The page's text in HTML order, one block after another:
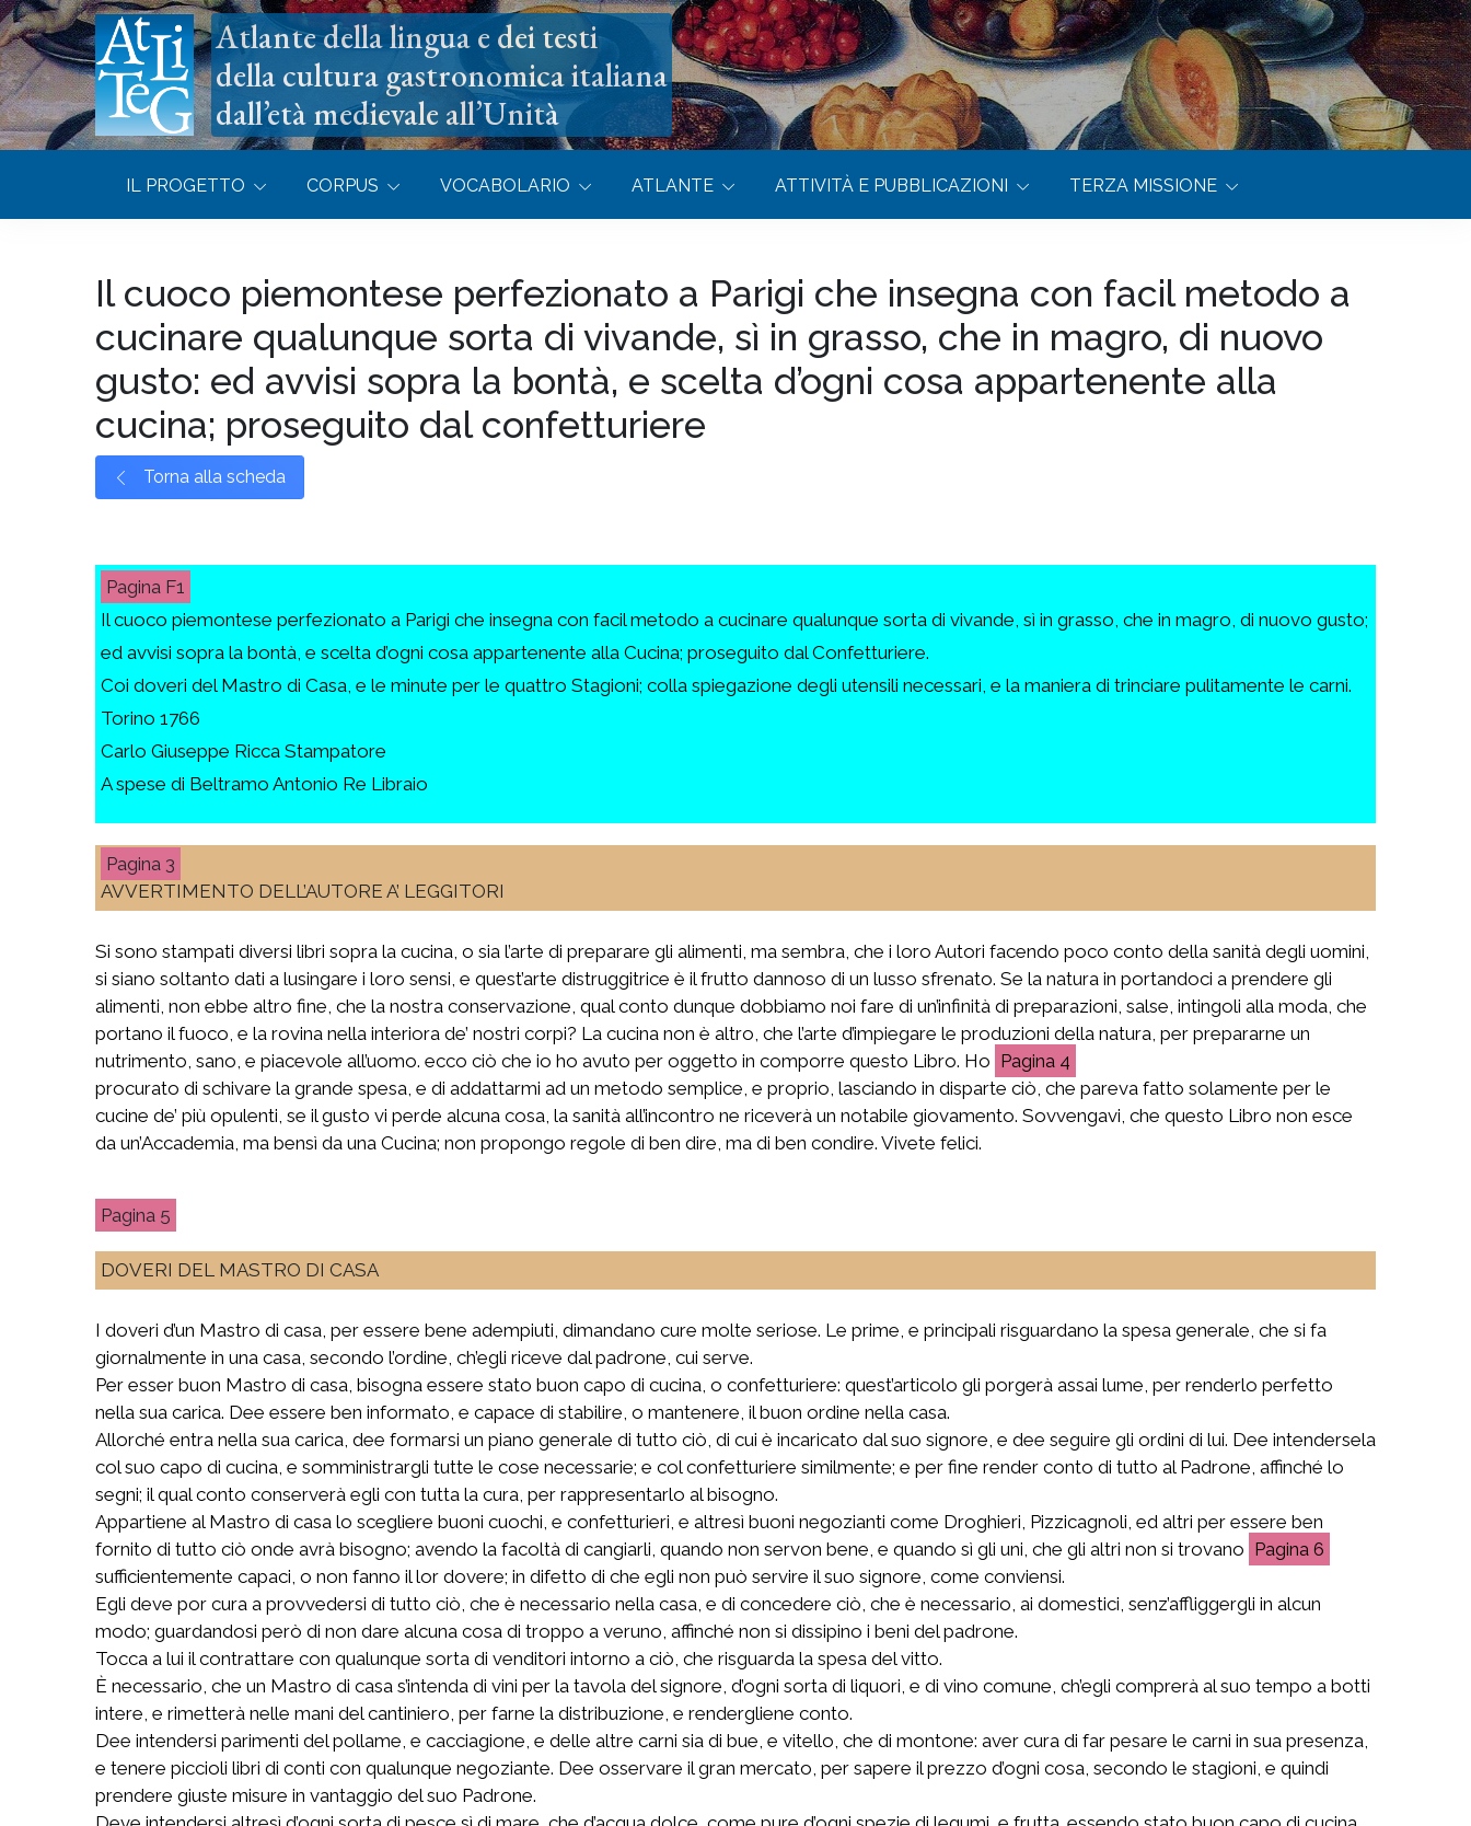
Atlante della lingua e dei testi
della cultura gastronomica italiana
dall’età medievale all’Unità
IL PROGETTO CORPUS VOCABOLARIO ATLANTE ATTIVITÀ E PUBBLICAZIONI TERZA MISSIONE
Il cuoco piemontese perfezionato a Parigi che insegna con facil metodo a
cucinare qualunque sorta di vivande, sì in grasso, che in magro, di nuovo
gusto: ed avvisi sopra la bontà, e scelta d’ogni cosa appartenente alla
cucina; proseguito dal confetturiere
Torna alla scheda
F1
Il cuoco piemontese perfezionato a Parigi che insegna con facil metodo a cucinare qualunque sorta di vivande, sì in grasso, che in magro, di nuovo gusto;
ed avvisi sopra la bontà, e scelta d’ogni cosa appartenente alla Cucina; proseguito dal Confetturiere.
Coi doveri del Mastro di Casa, e le minute per le quattro Stagioni; colla spiegazione degli utensili necessari, e la maniera di trinciare pulitamente le carni.
Torino 1766
Carlo Giuseppe Ricca Stampatore
A spese di Beltramo Antonio Re Libraio
3
AVVERTIMENTO DELL’AUTORE A’ LEGGITORI
Si sono stampati diversi libri sopra la cucina, o sia l’arte di preparare gli alimenti, ma sembra, che i loro Autori facendo poco conto della sanità degli uomini,
si siano soltanto dati a lusingare i loro sensi, e quest’arte distruggitrice è il frutto dannoso di un lusso sfrenato. Se la natura in portandoci a prendere gli
alimenti, non ebbe altro fine, che la nostra conservazione, qual conto dunque dobbiamo noi fare di un’infinità di preparazioni, salse, intingoli alla moda, che
portano il fuoco, e la rovina nella interiora de’ nostri corpi? La cucina non è altro, che l’arte d’impiegare le produzioni della natura, per prepararne un
nutrimento, sano, e piacevole all’uomo. ecco ciò che io ho avuto per oggetto in comporre questo Libro. Ho
4
procurato di schivare la grande spesa, e di addattarmi ad un metodo semplice, e proprio, lasciando in disparte ciò, che pareva fatto solamente per le
cucine de’ più opulenti, se il gusto vi perde alcuna cosa, la sanità all’incontro ne riceverà un notabile giovamento. Sovvengavi, che questo Libro non esce
da un’Accademia, ma bensì da una Cucina; non propongo regole di ben dire, ma di ben condire. Vivete felici.
5
DOVERI DEL MASTRO DI CASA
I doveri d’un Mastro di casa, per essere bene adempiuti, dimandano cure molte seriose. Le prime, e principali risguardano la spesa generale, che si fa
giornalmente in una casa, secondo l’ordine, ch’egli riceve dal padrone, cui serve.
Per esser buon Mastro di casa, bisogna essere stato buon capo di cucina, o confetturiere: quest’articolo gli porgerà assai lume, per renderlo perfetto
nella sua carica. Dee essere ben informato, e capace di stabilire, o mantenere, il buon ordine nella casa.
Allorché entra nella sua carica, dee formarsi un piano generale di tutto ciò, di cui è incaricato dal suo signore, e dee seguire gli ordini di lui. Dee intendersela
col suo capo di cucina, e somministrargli tutte le cose necessarie; e col confetturiere similmente; e per fine render conto di tutto al Padrone, affinché lo
segni; il qual conto conserverà egli con tutta la cura, per rappresentarlo al bisogno.
Appartiene al Mastro di casa lo scegliere buoni cuochi, e confetturieri, e altresì buoni negozianti come Droghieri, Pizzicagnoli, ed altri per essere ben
fornito di tutto ciò onde avrà bisogno; avendo la facoltà di cangiarli, quando non servon bene, e quando sì gli uni, che gli altri non si trovano
6
sufficientemente capaci, o non fanno il lor dovere; in difetto di che egli non può servire il suo signore, come conviensi.
Egli deve por cura a provvedersi di tutto ciò, che è necessario nella casa, e di concedere ciò, che è necessario, ai domestici, senz’affliggergli in alcun
modo; guardandosi però di non dare alcuna cosa di troppo a veruno, affinché non si dissipino i beni del padrone.
Tocca a lui il contrattare con qualunque sorta di venditori intorno a ciò, che risguarda la spesa del vitto.
È necessario, che un Mastro di casa s’intenda di vini per la tavola del signore, d’ogni sorta di liquori, e di vino comune, ch’egli comprerà al suo tempo a botti
intere, e rimetterà nelle mani del cantiniero, per farne la distribuzione, e rendergliene conto.
Dee intendersi parimenti del pollame, e cacciagione, e delle altre carni sia di bue, e vitello, che di montone: aver cura di far pesare le carni in sua presenza,
e tenere piccioli libri di conti con qualunque negoziante. Dee osservare il gran mercato, per sapere il prezzo d’ogni cosa, secondo le stagioni, e quindi
prendere giuste misure in vantaggio del suo Padrone.